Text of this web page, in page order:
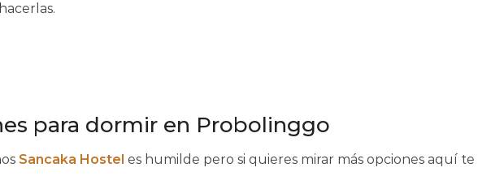
para dormir en Probolinggo
Sancaka Hostel es humilde pero si quieres mirar más opciones aquí te